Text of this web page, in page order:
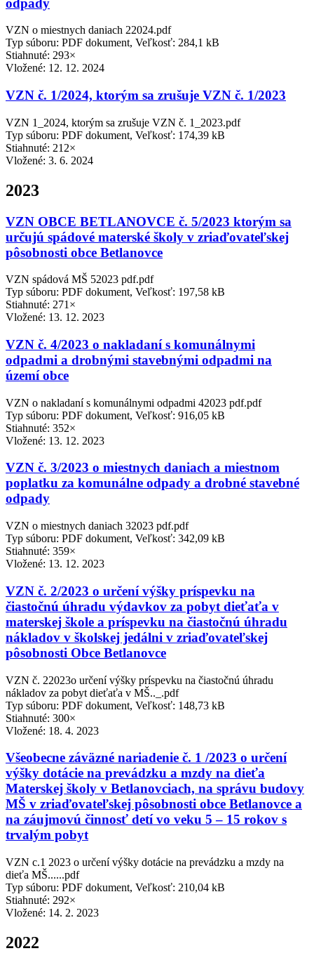
VZN o miestnych daniach 22024.pdf
Typ súboru: PDF dokument, Veľkosť: 284,1 kB
Stiahnuté: 293×
Vložené: 12. 12. 2024
VZN č. 1/2024, ktorým sa zrušuje VZN č. 1/2023
VZN 1_2024, ktorým sa zrušuje VZN č. 1_2023.pdf
Typ súboru: PDF dokument, Veľkosť: 174,39 kB
Stiahnuté: 212×
Vložené: 3. 6. 2024
2023
VZN OBCE BETLANOVCE č. 5/2023 ktorým sa
určujú spádové materské školy v zriaďovateľskej
pôsobnosti obce Betlanovce
VZN spádová MŠ 52023 pdf.pdf
Typ súboru: PDF dokument, Veľkosť: 197,58 kB
Stiahnuté: 271×
Vložené: 13. 12. 2023
VZN č. 4/2023 o nakladaní s komunálnymi
odpadmi a drobnými stavebnými odpadmi na
území obce
VZN o nakladaní s komunálnymi odpadmi 42023 pdf.pdf
Typ súboru: PDF dokument, Veľkosť: 916,05 kB
Stiahnuté: 352×
Vložené: 13. 12. 2023
VZN č. 3/2023 o miestnych daniach a miestnom
poplatku za komunálne odpady a drobné stavebné
odpady
VZN o miestnych daniach 32023 pdf.pdf
Typ súboru: PDF dokument, Veľkosť: 342,09 kB
Stiahnuté: 359×
Vložené: 13. 12. 2023
VZN č. 2/2023 o určení výšky príspevku na
čiastočnú úhradu výdavkov za pobyt dieťaťa v
materskej škole a príspevku na čiastočnú úhradu
nákladov v školskej jedálni v zriaďovateľskej
pôsobnosti Obce Betlanovce
VZN č. 22023o určení výšky príspevku na čiastočnú úhradu
nákladov za pobyt dieťaťa v MŠ.._.pdf
Typ súboru: PDF dokument, Veľkosť: 148,73 kB
Stiahnuté: 300×
Vložené: 18. 4. 2023
Všeobecne záväzné nariadenie č. 1 /2023 o určení
výšky dotácie na prevádzku a mzdy na dieťa
Materskej školy v Betlanovciach, na správu budovy
MŠ v zriaďovateľskej pôsobnosti obce Betlanovce a
na záujmovú činnosť detí vo veku 5 – 15 rokov s
trvalým pobyt
VZN c.1 2023 o určení výšky dotácie na prevádzku a mzdy na
dieťa MŠ......pdf
Typ súboru: PDF dokument, Veľkosť: 210,04 kB
Stiahnuté: 292×
Vložené: 14. 2. 2023
2022